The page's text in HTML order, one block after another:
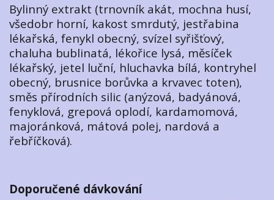
Bylinný extrakt (trnovník akát, mochna husí,
všedobr horní, kakost smrdutý, jestřabina
lékařská, fenykl obecný, svízel syřišťový,
chaluha bublinatá, lékořice lysá, měsíček
lékařský, jetel luční, hluchavka bílá, kontryhel
obecný, brusnice borůvka a krvavec toten),
směs přírodních silic (anýzová, badyánová,
fenyklová, grepová oplodí, kardamomová,
majoránková, mátová polej, nardová a
řebříčková).
Doporučené dávkování